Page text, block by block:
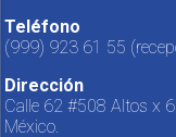
Teléfono
(999) 923 61 55
Dirección
Calle 62 #508 Altos x
México.